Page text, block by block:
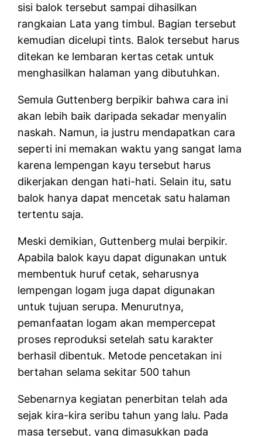
sisi balok tersebut sampai dihasilkan
rangkaian Lata yang timbul. Bagian tersebut
kemudian dicelupi tints. Balok tersebut harus
ditekan ke lembaran kertas cetak untuk
menghasilkan halaman yang dibutuhkan.
Semula Guttenberg berpikir bahwa cara ini
akan lebih baik daripada sekadar menyalin
naskah. Namun, ia justru mendapatkan cara
seperti ini memakan waktu yang sangat lama
karena lempengan kayu tersebut harus
dikerjakan dengan hati-hati. Selain itu, satu
balok hanya dapat mencetak satu halaman
tertentu saja.
Meski demikian, Guttenberg mulai berpikir.
Apabila balok kayu dapat digunakan untuk
membentuk huruf cetak, seharusnya
lempengan logam juga dapat digunakan
untuk tujuan serupa. Menurutnya,
pemanfaatan logam akan mempercepat
proses reproduksi setelah satu karakter
berhasil dibentuk. Metode pencetakan ini
bertahan selama sekitar 500 tahun
Sebenarnya kegiatan penerbitan telah ada
sejak kira-kira seribu tahun yang lalu. Pada
masa tersebut, yang dimasukkan pada